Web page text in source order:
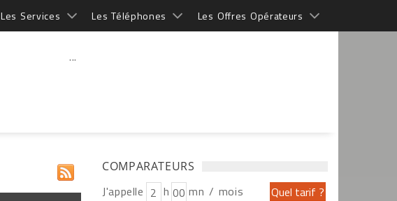
Les Services Les Téléphones Les Offres Opérateurs
...
COMPARATEURS
J'appelle h
mn / mois